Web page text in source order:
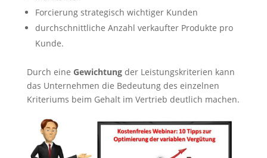
Forcierung strategisch wichtiger Kunden
durchschnittliche Anzahl verkaufter Produkte pro
Kunde.
Durch eine Gewichtungder Leistungskriterien kann
das Unternehmen die Bedeutung des einzelnen
Kriteriums beim Gehalt im Vertrieb deutlich machen.